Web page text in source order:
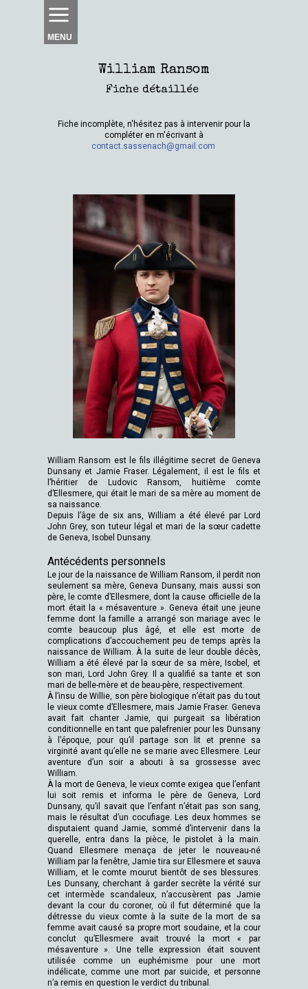
MENU
William Ransom est le fils illégitime secret de Geneva
Dunsany et Jamie Fraser. Légalement, il est le fils et
l’héritier de Ludovic Ransom, huitième comte
d’Ellesmere, qui était le mari de sa mère au moment de
sa naissance.
Depuis l’âge de six ans, William a été élevé par Lord
John Grey, son tuteur légal et mari de la sœur cadette
de Geneva, Isobel Dunsany.
Antécédents personnels
Le jour de la naissance de William Ransom, il perdit non
seulement sa mère, Geneva Dunsany, mais aussi son
père, le comte d’Ellesmere, dont la cause officielle de la
mort était la « mésaventure ». Geneva était une jeune
femme dont la famille a arrangé son mariage avec le
comte beaucoup plus âgé, et elle est morte de
complications d’accouchement peu de temps après la
naissance de William. À la suite de leur double décès,
William a été élevé par la sœur de sa mère, Isobel, et
son mari, Lord John Grey. Il a qualifié sa tante et son
mari de belle-mère et de beau-père, respectivement.
À l’insu de Willie, son père biologique n’était pas du tout
le vieux comte d’Ellesmere, mais Jamie Fraser. Geneva
avait fait chanter Jamie, qui purgeait sa libération
conditionnelle en tant que palefrenier pour les Dunsany
à l’époque, pour qu’il partage son lit et prenne sa
virginité avant qu’elle ne se marie avec Ellesmere. Leur
aventure d’un soir a abouti à sa grossesse avec
William.
À la mort de Geneva, le vieux comte exigea que l’enfant
lui soit remis et informa le père de Geneva, Lord
Dunsany, qu’il savait que l’enfant n’était pas son sang,
mais le résultat d’un cocufiage. Les deux hommes se
disputaient quand Jamie, sommé d’intervenir dans la
querelle, entra dans la pièce, le pistolet à la main.
Quand Ellesmere menaça de jeter le nouveau-né
William par la fenêtre, Jamie tira sur Ellesmere et sauva
William, et le comte mourut bientôt de ses blessures.
Les Dunsany, cherchant à garder secrète la vérité sur
cet intermède scandaleux, n’accusèrent pas Jamie
devant la cour du coroner, où il fut déterminé que la
détresse du vieux comte à la suite de la mort de sa
femme avait causé sa propre mort soudaine, et la cour
conclut qu’Ellesmere avait trouvé la mort « par
mésaventure ». Une telle expression était souvent
utilisée comme un euphémisme pour une mort
indélicate, comme une mort par suicide, et personne
n’a remis en question le verdict du tribunal.
William Ransom
Fiche détaillée
Fiche incomplète, n'hésitez pas à intervenir pour la
compléter en m'écrivant à
contact.sassenach@gmail.com